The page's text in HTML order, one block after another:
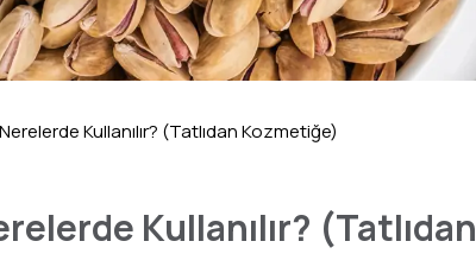
Nerelerde Kullanılır? (Tatlıdan Kozmetiğe)
Kullanılır? (Tatlıdan